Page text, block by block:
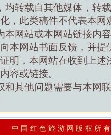
均转载自其他媒体，转
，此类稿件不代表本网
本网站或本网站链接内
本网站书面反馈，并提
明，本网站在收到上述
容或链接。
和其他问题需要与本网
中 国 红 色 旅 游 网 版 权 所